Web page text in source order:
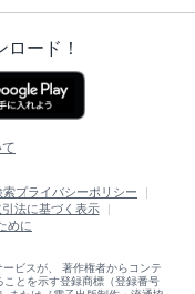
ード！
索プライバシーポリシー
法に基づく表示
めに
ビスが、 著作権者からコンテ
とを示す登録商標（登録番号